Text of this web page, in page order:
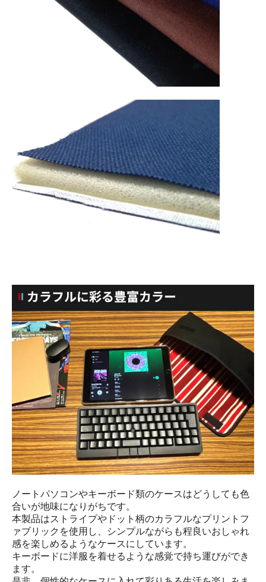
ノートパソコンやキーボード類のケースはどうしても色
合いが地味になりがちです。
本製品はストライプやドット柄のカラフルなプリントフ
ァブリックを使用し、シンプルながらも程良いおしゃれ
感を楽しめるようなケースにしています。
キーボードに洋服を着せるような感覚で持ち運びができ
ます。